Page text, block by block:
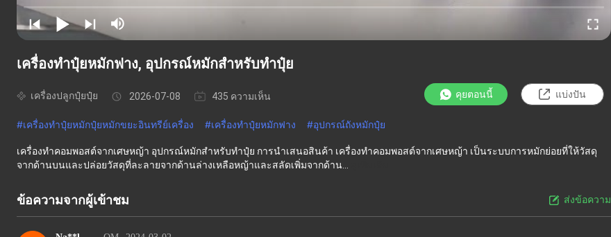
เครื่องทำปุ๋ยหมักฟาง, อุปกรณ์หมักสำหรับทำปุ๋ย
เครื่องปลูกปุ๋ยปุ๋ย 2026-07-08 435 ความเห็น คุยตอนนี้ แบ่งปัน
#เครื่องทำปุ๋ยหมักปุ๋ยหมักขยะอินทรีย์เครื่อง #เครื่องทำปุ๋ยหมักฟาง #อุปกรณ์ถังหมักปุ๋ย
เครื่องทําคอมพอสต์จากเศษหญ้า อุปกรณ์หมักสําหรับทําปุ๋ย การนําเสนอสินค้า เครื่องทําคอมพอสต์จากเศษหญ้า เป็นระบบการหมักย่อยที่ให้วัสดุ
จากด้านบนและปล่อยวัสดุที่ละลายจากด้านล่างเหลือหญ้าและสลัดเพิ่มจากด้าน...
ข้อความจากผู้เข้าชม ส่งข้อความ